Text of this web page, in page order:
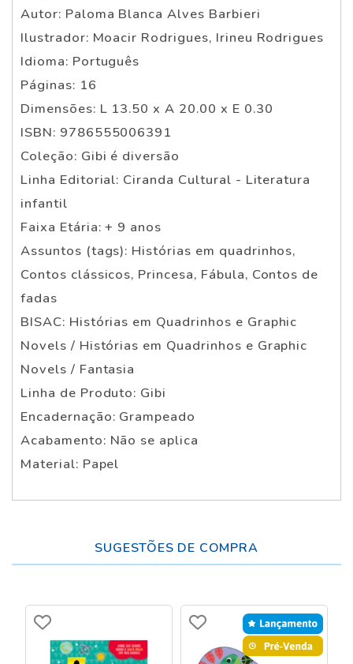
Autor: Paloma Blanca Alves Barbieri
Ilustrador: Moacir Rodrigues, Irineu Rodrigues
Idioma: Português
Páginas: 16
Dimensões: L 13.50 x A 20.00 x E 0.30
ISBN: 9786555006391
Coleção: Gibi é diversão
Linha Editorial: Ciranda Cultural - Literatura
infantil
Faixa Etária: + 9 anos
Assuntos (tags): Histórias em quadrinhos,
Contos clássicos, Princesa, Fábula, Contos de
fadas
BISAC: Histórias em Quadrinhos e Graphic
Novels / Histórias em Quadrinhos e Graphic
Novels / Fantasia
Linha de Produto: Gibi
Encadernação: Grampeado
Acabamento: Não se aplica
Material: Papel
SUGESTÕES DE COMPRA